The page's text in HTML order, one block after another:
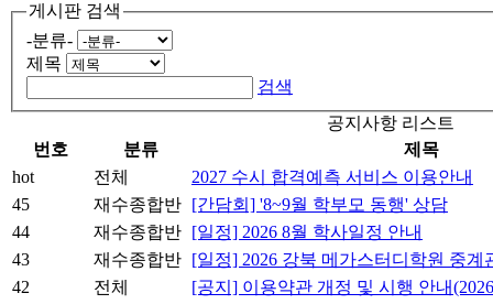
게시판 검색
-분류-
제목
검색
공지사항 리스트
번호
분류
제목
hot
전체
2027 수시 합격예측 서비스 이용안내
45
재수종합반 [간담회] '8~9월 학부모 동행' 상담
44
재수종합반 [일정] 2026 8월 학사일정 안내
43
재수종합반 [일정] 2026 강북 메가스터디학원 중계
42
전체
[공지] 이용약관 개정 및 시행 안내